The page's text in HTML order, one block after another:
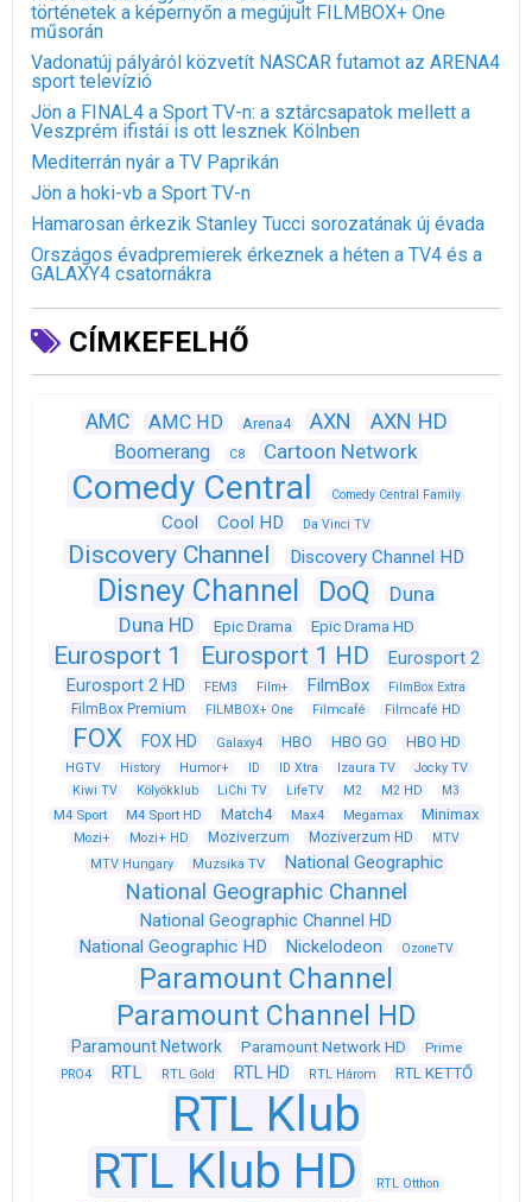
történetek a képernyőn a megújult FILMBOX+ One
műsorán
Vadonatúj pályáról közvetít NASCAR futamot az ARENA4
sport televízió
Jön a FINAL4 a Sport TV-n: a sztárcsapatok mellett a
Veszprém ifistái is ott lesznek Kölnben
Mediterrán nyár a TV Paprikán
Jön a hoki-vb a Sport TV-n
Hamarosan érkezik Stanley Tucci sorozatának új évada
Országos évadpremierek érkeznek a héten a TV4 és a
GALAXY4 csatornákra
CÍMKEFELHŐ
AMC AMC HD Arena4 AXN AXN HD
Boomerang C8 Cartoon Network
Comedy Central Comedy Central Family
Cool Cool HD Da Vinci TV
Discovery Channel Discovery Channel HD
Disney Channel DoQ
Duna
Duna HD
Epic Drama Epic Drama HD
Eurosport 1 Eurosport 1 HD
Eurosport 2
Eurosport 2 HD
FEM3 Film+ FilmBox FilmBox Extra
FilmBox Premium FILMBOX+ One Filmcafé Filmcafé HD
FOX FOX HD Galaxy4 HBO HBO GO HBO HD
HGTV History Humor+ ID ID Xtra Izaura TV
Jocky TV
Kiwi TV
Kölyökklub LiChi TV LifeTV M2 M2 HD M3
M4 Sport M4 Sport HD Match4 Max4 Megamax Minimax
Mozi+ Mozi+ HD Moziverzum Moziverzum HD
MTV
MTV Hungary
Muzsika TV National Geographic
National Geographic Channel
National Geographic Channel HD
National Geographic HD
Nickelodeon OzoneTV
Paramount Channel
Paramount Channel HD
Paramount Network Paramount Network HD Prime
PRO4 RTL RTL Gold RTL HD RTL Három RTL KETTŐ
RTL Klub
RTL Klub HD
RTL Otthon